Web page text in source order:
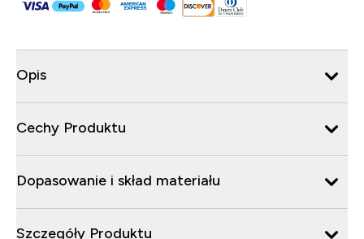
Opis
Cechy Produktu
Dopasowanie i skład materiału
Szczegóły Produktu